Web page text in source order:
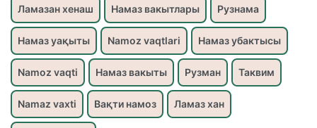
Ламазан хенаш Намаз вакытлары Рузнама
Намаз уақыты Namoz vaqtlari Намаз убактысы
Namoz vaqti Намаз вакыты Рузман Таквим
Namaz vaxti Вақти намоз Ламаз хан